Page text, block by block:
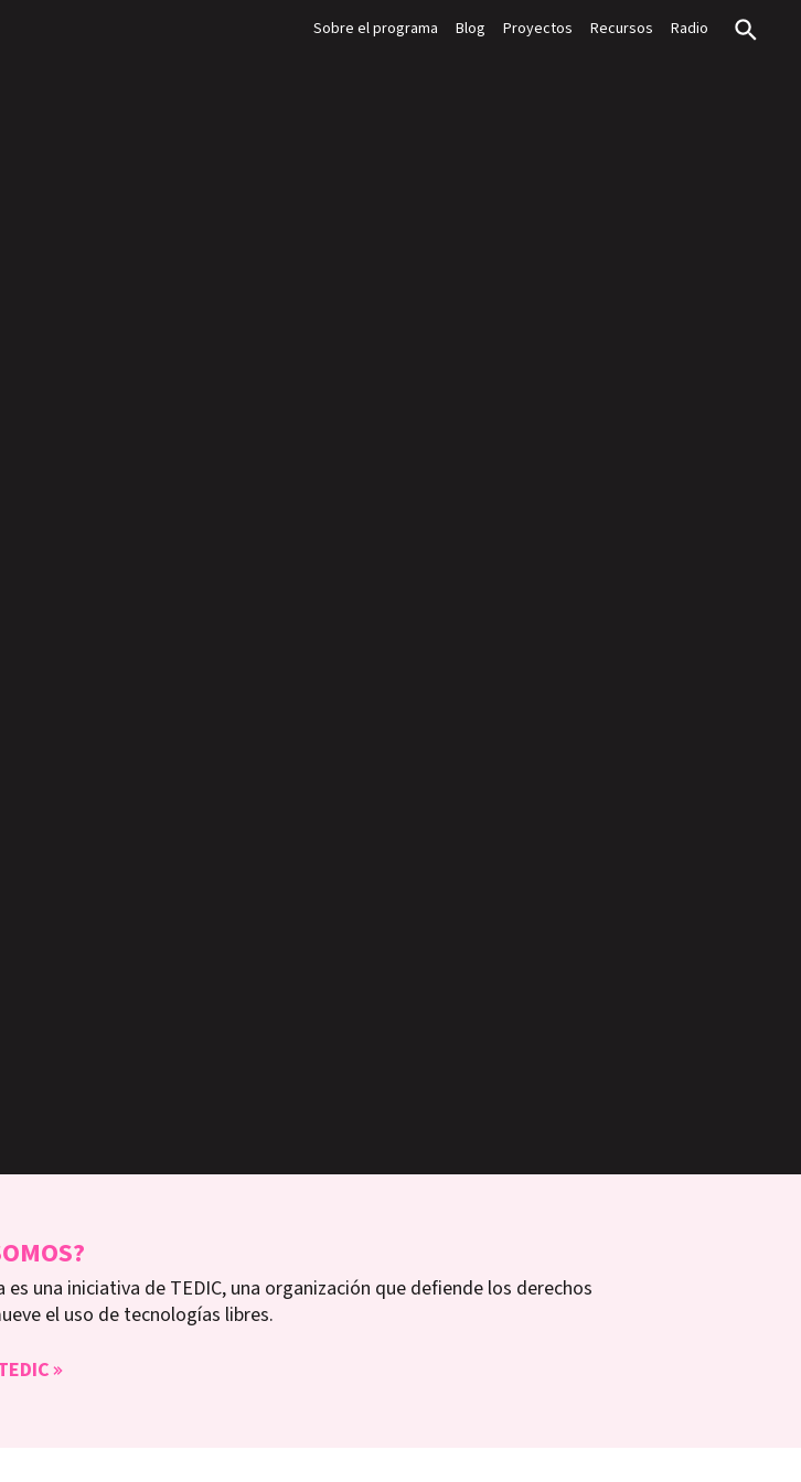
Sobre el programa Blog Proyectos Recursos Radio
una iniciativa de TEDIC, una organización que defiende los derechos
el uso de tecnologías libres.